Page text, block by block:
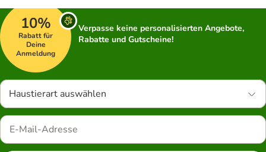
10%
Rabatt für
Deine
Anmeldung
Verpasse keine personalisierten Angebote,
Rabatte und Gutscheine!
Haustierart auswählen